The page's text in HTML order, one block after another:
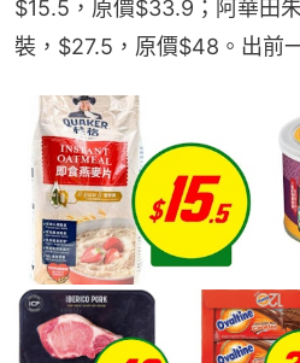
$15.5，原價$33.9；阿華田
裝，$27.5，原價$48。出前